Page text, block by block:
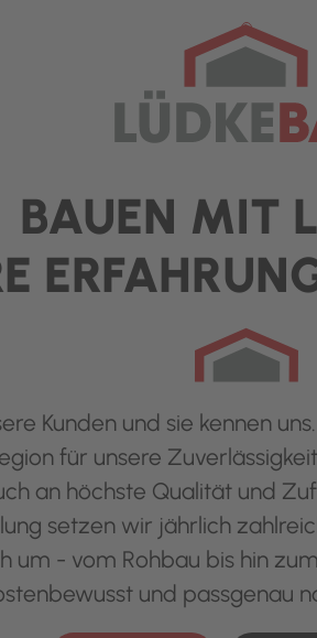
Bauen
BAUEN MIT
Kunden und sie kennen
für unsere
an höchste Qualität und
setzen wir jährlich
um - vom Rohbau bis hin
und passgenau